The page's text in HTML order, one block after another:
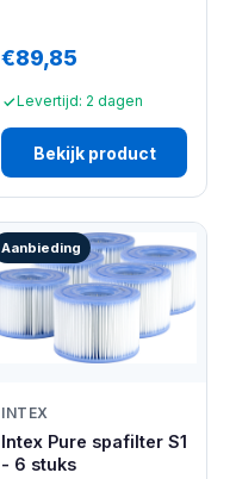
€89,85
Levertijd: 2 dagen
Bekijk product
Aanbieding
INTEX
Intex Pure spafilter S1
- 6 stuks